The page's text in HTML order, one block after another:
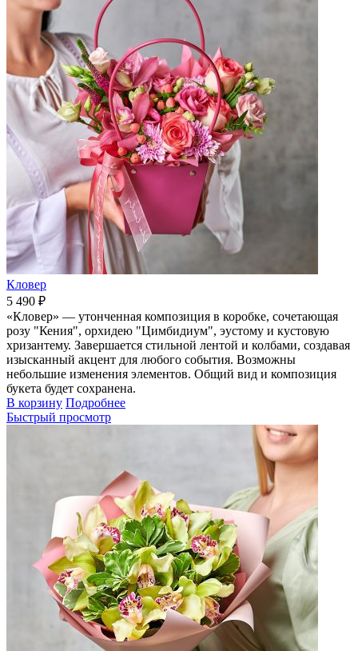
Кловер
5 490 ₽
«Кловер» — утонченная композиция в коробке, сочетающая
розу "Кения", орхидею "Цимбидиум", эустому и кустовую
хризантему. Завершается стильной лентой и колбами, создавая
изысканный акцент для любого события. Возможны
небольшие изменения элементов. Общий вид и композиция
букета будет сохранена.
В корзину Подробнее
Быстрый просмотр